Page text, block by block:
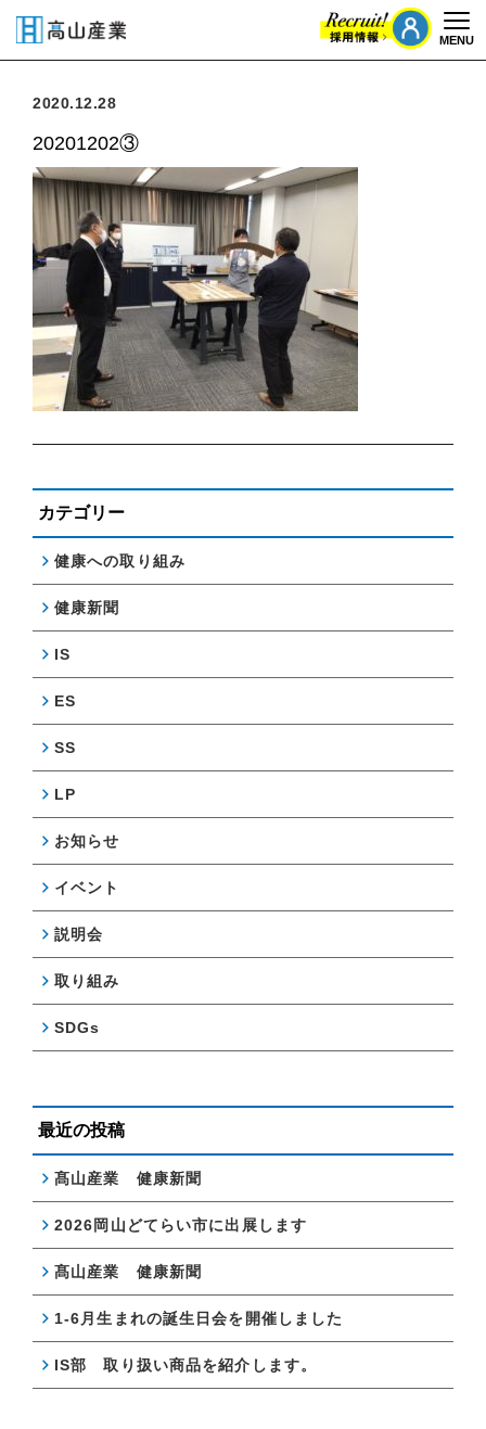
MENU
2020.12.28
20201202③
カテゴリー
健康への取り組み
健康新聞
IS
ES
SS
LP
お知らせ
イベント
説明会
取り組み
SDGs
最近の投稿
髙山産業 健康新聞
2026岡山どてらい市に出展します
髙山産業 健康新聞
1-6月生まれの誕生日会を開催しました
IS部 取り扱い商品を紹介します。